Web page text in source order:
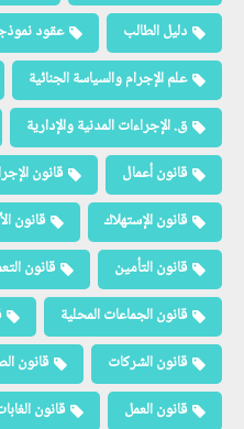
دليل الطالب
عقود
علم الإجرام والسياسة الجنائية
ق. الإجراءات المدنية والإدارية
قانون أعمال
قانون
قانون الإستهلاك
قانون
قانون التأمين
قانون
قانون الجماعات المحلية
قانون الشركات
قانون
قانون العمل
قانون